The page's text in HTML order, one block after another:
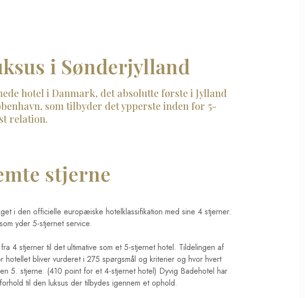
i Sønderjylland
hotel i Danmark, det absolutte første i Jylland
som tilbyder det ypperste inden for 5-
relation.
stjerne
i den officielle europæiske hotelklassifikation med sine 4 stjerner.
yder 5-stjernet service.
4 stjerner til det ultimative som et 5-stjernet hotel. Tildelingen af
bliver vurderet i 275 spørgsmål og kriterier og hvor hvert
5. stjerne. (410 point for et 4-stjernet hotel) Dyvig Badehotel har
til den luksus der tilbydes igennem et ophold.